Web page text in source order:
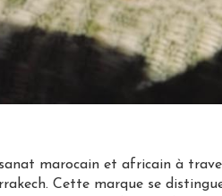
marocain et africain à
Cette marque se